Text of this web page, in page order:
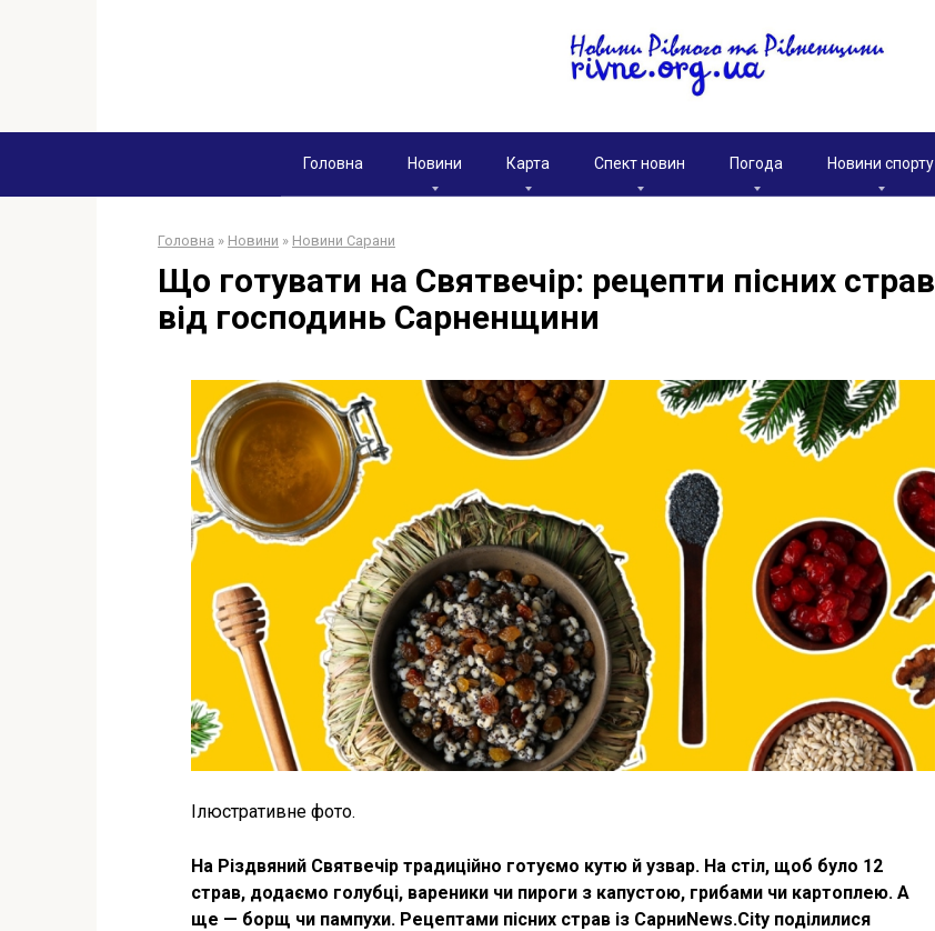
Головна Новини Карта Спект новин Погода Новини спорту
Головна » Новини » Новини Сарани
Що готувати на Святвечір: рецепти пісних страв
від господинь Сарненщини
Ілюстративне фото.
На Різдвяний Святвечір традиційно готуємо кутю й узвар. На стіл, щоб було 12
страв, додаємо голубці, вареники чи пироги з капустою, грибами чи картоплею. А
ще — борщ чи пампухи. Рецептами пісних страв із СарниNews.City поділилися